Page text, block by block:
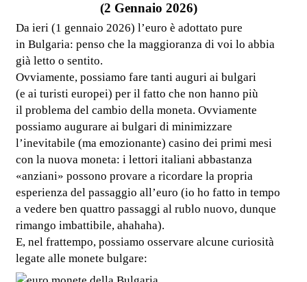
(2 Gennaio 2026)
Da ieri (1 gennaio 2026) l’euro è adottato pure
in Bulgaria: penso che la maggioranza di voi lo abbia
già letto o sentito.
Ovviamente, possiamo fare tanti auguri ai bulgari
(e ai turisti europei) per il fatto che non hanno più
il problema del cambio della moneta. Ovviamente
possiamo augurare ai bulgari di minimizzare
l’inevitabile (ma emozionante) casino dei primi mesi
con la nuova moneta: i lettori italiani abbastanza
«anziani» possono provare a ricordare la propria
esperienza del passaggio all’euro (io ho fatto in tempo
a vedere ben quattro passaggi al rublo nuovo, dunque
rimango imbattibile, ahahaha).
E, nel frattempo, possiamo osservare alcune curiosità
legate alle monete bulgare: